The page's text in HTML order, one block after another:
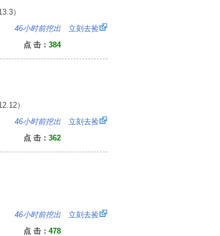
）
46小时前挖出 立刻去捡
点 击： 384
）
46小时前挖出 立刻去捡
点 击： 362
46小时前挖出 立刻去捡
点 击： 478